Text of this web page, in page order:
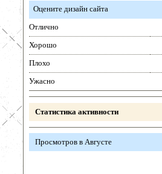
Оцените дизайн сайта
Отлично
Хорошо
Плохо
Ужасно
Статистика активности
Просмотров в Августе